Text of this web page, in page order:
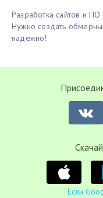
Разработка сайтов и ПО
Нужно создать
надежно!
Если